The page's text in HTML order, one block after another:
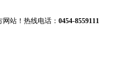
站！热线电话： 0454-8559111